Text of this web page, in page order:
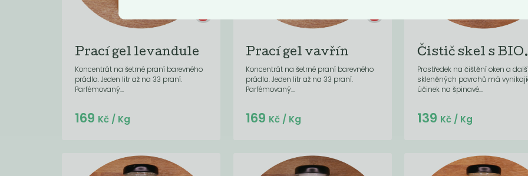
Prací gel levandule
Koncentrát na šetrné praní barevného
prádla. Jeden litr až na 33 praní.
Parfémovaný...
Do košíku:
169 Kč/ Kg
Prací gel vavřín
Koncentrát na šetrné praní barevného
prádla. Jeden litr až na 33 praní.
Parfémovaný...
Do košíku:
169 Kč / Kg
Čistič skel s
Prostředek na čištění oken a
skleněných povrchů má
účinek na špinavé...
Do košíku:
139 Kč/ Kg